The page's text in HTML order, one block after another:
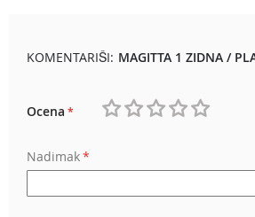
KOMENTARIŠI: MAGITTA 1 ZIDNA /
Ocena
Nadimak